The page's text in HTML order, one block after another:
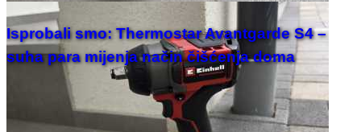
Isprobali smo: Thermostar Avantgarde S4 –
suha para mijenja način čišćenja doma